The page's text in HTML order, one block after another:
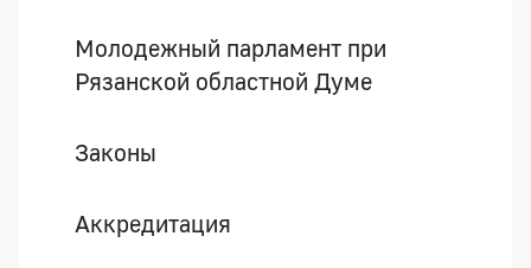
Молодежный парламент при
Рязанской областной Думе
Законы
Аккредитация